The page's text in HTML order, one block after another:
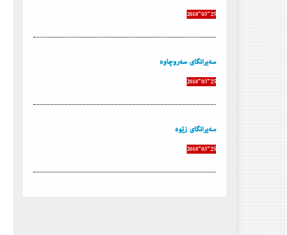
2018-03-25
سه‌یرانگای سه‌روچاوه‌
2018-03-25
سه‌یرانگای زێوه
2018-03-25